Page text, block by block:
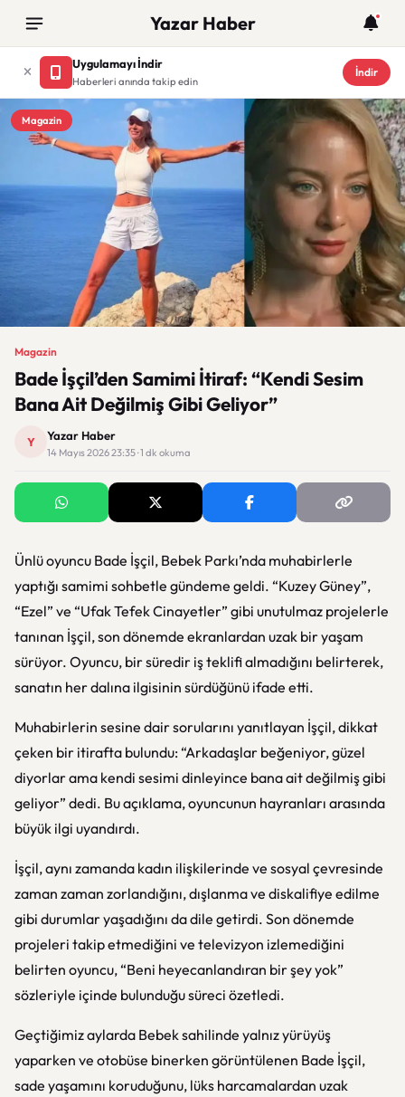
Yazar Haber
Uygulamayı İndir
Haberleri anında takip edin
İndir
Magazin
Magazin
Bade İşçil’den Samimi İtiraf: “Kendi Sesim
Bana Ait Değilmiş Gibi Geliyor”
Y Yazar Haber
14 Mayıs 2026 23:35 · 1 dk okuma
Ünlü oyuncu Bade İşçil, Bebek Parkı’nda muhabirlerle
yaptığı samimi sohbetle gündeme geldi. “Kuzey Güney”,
“Ezel” ve “Ufak Tefek Cinayetler” gibi unutulmaz projelerle
tanınan İşçil, son dönemde ekranlardan uzak bir yaşam
sürüyor. Oyuncu, bir süredir iş teklifi almadığını belirterek,
sanatın her dalına ilgisinin sürdüğünü ifade etti.
Muhabirlerin sesine dair sorularını yanıtlayan İşçil, dikkat
çeken bir itirafta bulundu: “Arkadaşlar beğeniyor, güzel
diyorlar ama kendi sesimi dinleyince bana ait değilmiş gibi
geliyor” dedi. Bu açıklama, oyuncunun hayranları arasında
büyük ilgi uyandırdı.
İşçil, aynı zamanda kadın ilişkilerinde ve sosyal çevresinde
zaman zaman zorlandığını, dışlanma ve diskalifiye edilme
gibi durumlar yaşadığını da dile getirdi. Son dönemde
projeleri takip etmediğini ve televizyon izlemediğini
belirten oyuncu, “Beni heyecanlandıran bir şey yok”
sözleriyle içinde bulunduğu süreci özetledi.
Geçtiğimiz aylarda Bebek sahilinde yalnız yürüyüş
yaparken ve otobüse binerken görüntülenen Bade İşçil,
sade yaşamını koruduğunu, lüks harcamalardan uzak